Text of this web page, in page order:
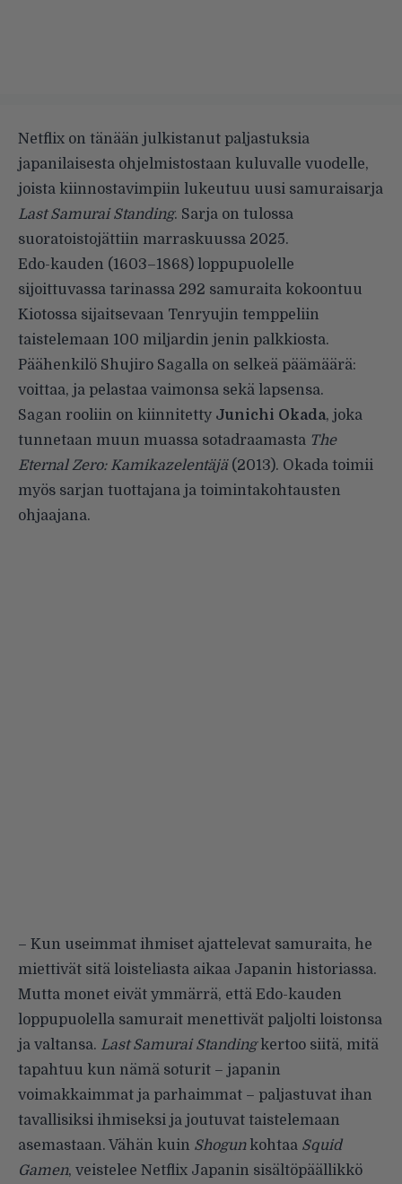
Netflix on tänään julkistanut paljastuksia
japanilaisesta ohjelmistostaan kuluvalle vuodelle,
joista kiinnostavimpiin lukeutuu uusi samuraisarja
Last Samurai Standing. Sarja on tulossa
suoratoistojättiin marraskuussa 2025.
Edo-kauden (1603–1868) loppupuolelle
sijoittuvassa tarinassa 292 samuraita kokoontuu
Kiotossa sijaitsevaan Tenryujin temppeliin
taistelemaan 100 miljardin jenin palkkiosta.
Päähenkilö Shujiro Sagalla on selkeä päämäärä:
voittaa, ja pelastaa vaimonsa sekä lapsensa.
Sagan rooliin on kiinnitetty Junichi Okada, joka
tunnetaan muun muassa sotadraamasta The
Eternal Zero: Kamikazelentäjä(2013). Okada toimii
myös sarjan tuottajana ja toimintakohtausten
ohjaajana.
– Kun useimmat ihmiset ajattelevat samuraita, he
miettivät sitä loisteliasta aikaa Japanin historiassa.
Mutta monet eivät ymmärrä, että Edo-kauden
loppupuolella samurait menettivät paljolti loistonsa
ja valtansa. Last Samurai Standingkertoo siitä, mitä
tapahtuu kun nämä soturit – japanin
voimakkaimmat ja parhaimmat – paljastuvat ihan
tavallisiksi ihmiseksi ja joutuvat taistelemaan
asemastaan. Vähän kuin Shogun kohtaa Squid
Gamen, veistelee Netflix Japanin sisältöpäällikkö